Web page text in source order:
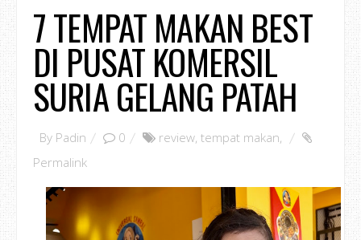
7 TEMPAT MAKAN BEST
DI PUSAT KOMERSIL
SURIA GELANG PATAH
By Padin 0 review, tempat makan,
Permalink